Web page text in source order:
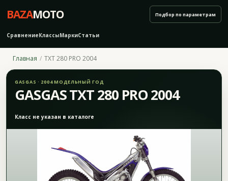
BAZAMOTO
СравнениеКлассыМаркиСтатьи
Подбор по параметрам
Главная TXT 280 PRO 2004
GASGAS · 2004 МОДЕЛЬНЫЙ ГОД
GASGAS TXT 280 PRO 2004
Класс не указан в каталоге